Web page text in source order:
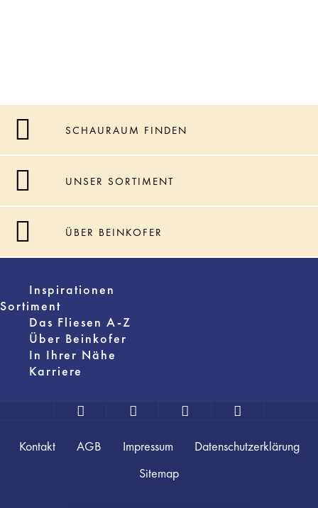
SCHAURAUM FINDEN
UNSER SORTIMENT
ÜBER BEINKOFER
Inspirationen
Sortiment
Das Fliesen A-Z
Über Beinkofer
In Ihrer Nähe
Karriere
Kontakt AGB Impressum
Datenschutzerklärung
Sitemap